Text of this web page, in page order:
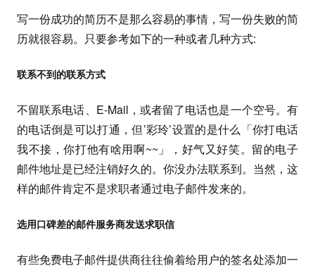
写一份成功的简历不是那么容易的事情，写一份失败的简
历就很容易。只要参考如下的一种或者几种方式:
联系不到的联系方式
不留联系电话、E-Mail，或者留了电话也是一个空号。有
的电话倒是可以打通，但’彩玲’设置的是什么「你打电话
我不接，你打他有啥用啊~~」，好气又好笑。留的电子
邮件地址是已经注销好久的。你没办法联系到。当然，这
样的邮件肯定不是求职者通过电子邮件发来的。
选用口碑差的邮件服务商发送求职信
有些免费电子邮件提供商往往偷着给用户的签名处添加一